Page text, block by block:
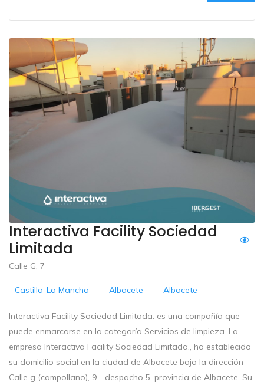
Interactiva Facility Sociedad
Limitada
Calle G, 7
Castilla-La Mancha - Albacete - Albacete
Interactiva Facility Sociedad Limitada. es una compañía que
puede enmarcarse en la categoría Servicios de limpieza. La
empresa Interactiva Facility Sociedad Limitada., ha establecido
su domicilio social en la ciudad de Albacete bajo la dirección
Calle g (campollano), 9 - despacho 5, provincia de Albacete. Su